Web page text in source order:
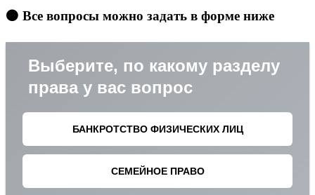
🟠 Все вопросы можно задать в форме ниже